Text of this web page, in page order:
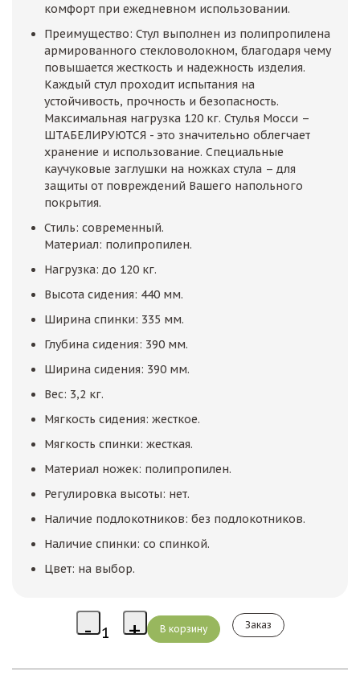
комфорт при ежедневном использовании.
Преимущество: Стул выполнен из полипропилена
армированного стекловолокном, благодаря чему
повышается жесткость и надежность изделия.
Каждый стул проходит испытания на
устойчивость, прочность и безопасность.
Максимальная нагрузка 120 кг. Стулья Мосси –
ШТАБЕЛИРУЮТСЯ - это значительно облегчает
хранение и использование. Специальные
каучуковые заглушки на ножках стула – для
защиты от повреждений Вашего напольного
покрытия.
Стиль: современный.
Материал: полипропилен.
Нагрузка: до 120 кг.
Высота сидения: 440 мм.
Ширина спинки: 335 мм.
Глубина сидения: 390 мм.
Ширина сидения: 390 мм.
Вес: 3,2 кг.
Мягкость сидения: жесткое.
Мягкость спинки: жесткая.
Материал ножек: полипропилен.
Регулировка высоты: нет.
Наличие подлокотников: без подлокотников.
Наличие спинки: со спинкой.
Цвет: на выбор.
Заказ